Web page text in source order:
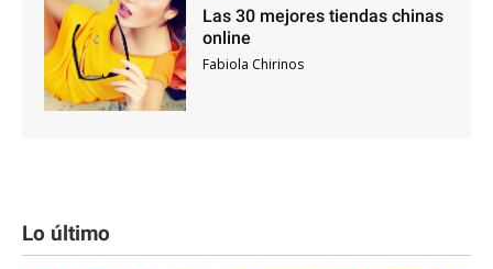
Las 30 mejores tiendas chinas
online
Fabiola Chirinos
Lo último